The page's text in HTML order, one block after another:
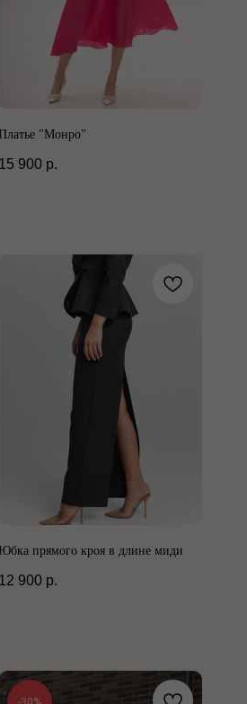
"Монро"
15 900 р.
прямого кроя в длине миди
12 900 р.